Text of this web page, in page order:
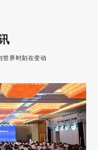
世界时刻在变动